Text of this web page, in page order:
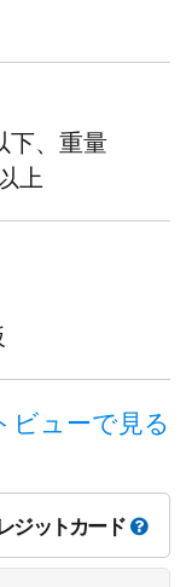
下、重量
上
ビューで見る
ジットカード